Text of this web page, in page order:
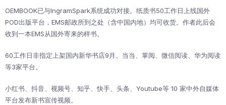
OEMBOOK已与IngramSpark系统成功对接。纸质书50工作日上线国外
POD出版平台，EMS邮政所到之处（含中国内地）均可收货。作者此后会
收到一本EMS从国外寄来的样书。
60工作日非指定上架国内新华书店9月、当当、掌阅、微信阅读、华为阅读
等3家平台。
小红书、抖音、视频号、知乎、快手、头条、Youtube等 10 家中外自媒体
平台发布新书宣传视频。